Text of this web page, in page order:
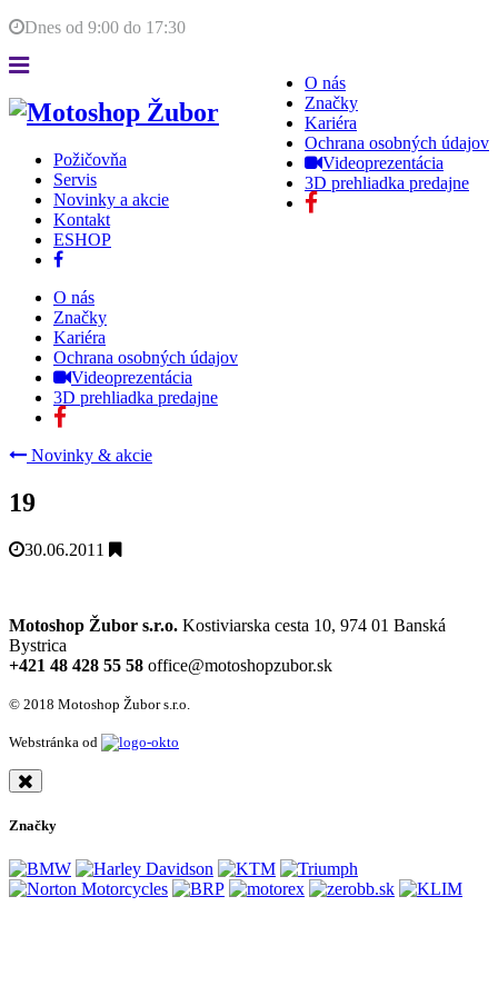
Dnes od 9:00 do 17:30
O nás
Značky
Kariéra
Ochrana osobných údajov
Videoprezentácia
3D prehliadka predajne
Požičovňa
Servis
Novinky a akcie
Kontakt
ESHOP
O nás
Značky
Kariéra
Ochrana osobných údajov
Videoprezentácia
3D prehliadka predajne
Novinky & akcie
19
30.06.2011
Motoshop Žubor s.r.o. Kostiviarska cesta 10, 974 01 Banská
Bystrica
+421 48 428 55 58 office@motoshopzubor.sk
© 2018 Motoshop Žubor s.r.o.
Webstránka od
Značky